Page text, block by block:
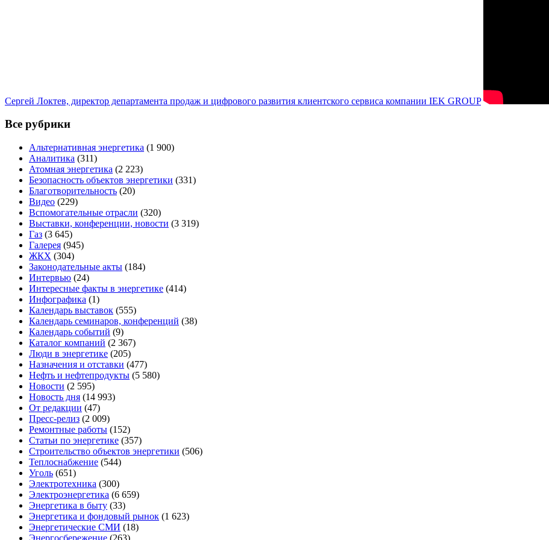
Сергей Локтев, директор департамента продаж и цифрового развития клиентского сервиса компании IEK GROUP
Все рубрики
Альтернативная энергетика (1 900)
Аналитика (311)
Атомная энергетика (2 223)
Безопасность объектов энергетики (331)
Благотворительность (20)
Видео (229)
Вспомогательные отрасли (320)
Выставки, конференции, новости (3 319)
Газ (3 645)
Галерея (945)
ЖКХ (304)
Законодательные акты (184)
Интервью (24)
Интересные факты в энергетике (414)
Инфографика (1)
Календарь выставок (555)
Календарь семинаров, конференций (38)
Календарь событий (9)
Каталог компаний (2 367)
Люди в энергетике (205)
Назначения и отставки (477)
Нефть и нефтепродукты (5 580)
Новости (2 595)
Новость дня (14 993)
От редакции (47)
Пресс-релиз (2 009)
Ремонтные работы (152)
Статьи по энергетике (357)
Строительство объектов энергетики (506)
Теплоснабжение (544)
Уголь (651)
Электротехника (300)
Электроэнергетика (6 659)
Энергетика в быту (33)
Энергетика и фондовый рынок (1 623)
Энергетические СМИ (18)